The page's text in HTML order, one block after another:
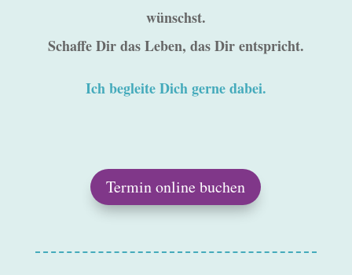
wünschst.
Schaffe Dir das Leben, das Dir entspricht.
Ich begleite Dich gerne dabei.
Termin online buchen